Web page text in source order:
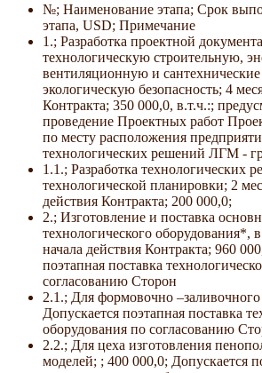
№; Наименование этапа; Срок
этапа, USD; Примечание
1.; Разработка проектной
технологическую строительную,
вентиляционную и сантехнические
экологическую безопасность; 4
Контракта; 350 000,0, в.т.ч.:;
проведение Проектных работ
по месту расположения
технологических решений ЛГМ -
1.1.; Разработка технологических
технологической планировки; 2
действия Контракта; 200 000,0;
2.; Изготовление и поставка
технологического оборудования*,
начала действия Контракта; 960
поэтапная поставка
согласованию Сторон
2.1.; Для формовочно
Допускается поэтапная поставка
оборудования по согласованию
2.2.; Для цеха изготовления
моделей; ; 400 000,0; Допускается